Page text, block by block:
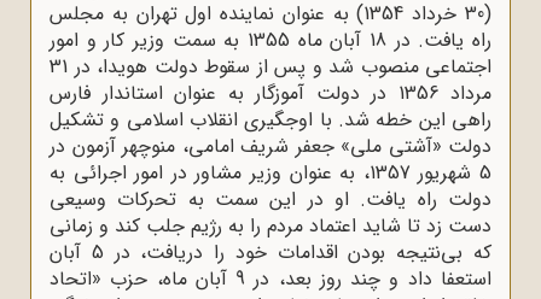
(30 خرداد 1354) به عنوان نماینده اول تهران به مجلس
راه یافت. در 18 آبان ماه 1355 به سمت وزیر کار و امور
اجتماعى منصوب شد و پس از سقوط دولت هویدا، در 31
مرداد 1356 در دولت آموزگار به عنوان استاندار فارس
راهى این خطه شد. با اوجگیرى انقلاب اسلامی و تشکیل
دولت «آشتى ملى» جعفر شریف امامى، منوچهر آزمون در
5 شهریور 1357، به عنوان وزیر مشاور در امور اجرائى به
دولت راه یافت. او در این سمت به تحرکات وسیعى
دست زد تا شاید اعتماد مردم را به رژیم جلب کند و زمانى
که بى‌نتیجه بودن اقدامات خود را دریافت، در 5 آبان
استعفا داد و چند روز بعد، در 9 آبان ماه، حزب «اتحاد